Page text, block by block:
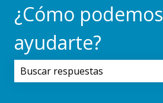
¿Cómo podemos
ayudarte?